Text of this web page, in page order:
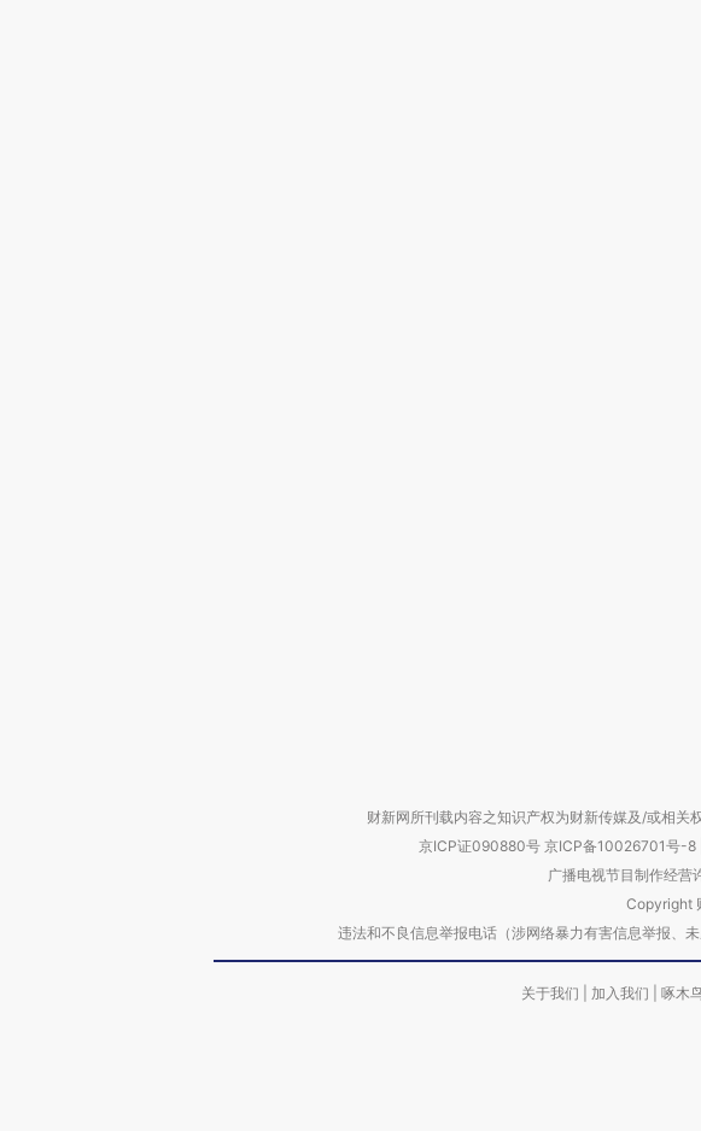
财新网所刊载内容之知识产权为财新传媒及/或相关
京ICP证090880号 京ICP备10026701号-8
广播电视节目制作经营
Copyright
违法和不良信息举报电话（涉网络暴力有害信息举报
关于我们 加入我们 啄木